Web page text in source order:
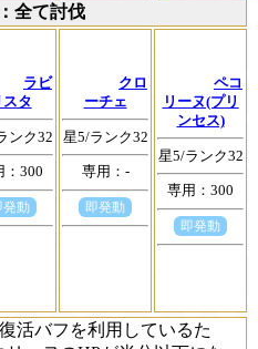
全て討伐
ラビ
スタ
ンク32
：300
発動
クロ
ーチェ
星5/ランク32
専用：-
即発動
ペコ
リーヌ(プリ
ンセス)
星5/ランク32
専用：300
即発動
活バフを利用しているた